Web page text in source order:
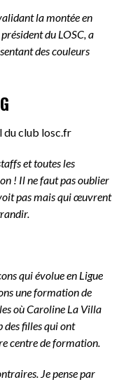
la montée en
du LOSC, a
des couleurs
du club losc.fr
et toutes les
! Il ne faut pas oublier
pas mais qui œuvrent
qui évolue en Ligue
une formation de
où Caroline La Villa
filles qui ont
centre de formation.
Je pense par